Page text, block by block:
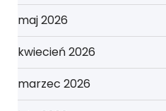
maj 2026
kwiecień 2026
marzec 2026